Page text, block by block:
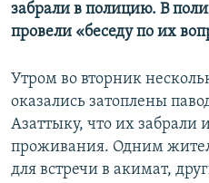
забрали в полицию. В
провели «беседу по их
Утром во вторник
оказались затоплены
Азаттыку, что их забрали
проживания. Одним
для встречи в акимат,